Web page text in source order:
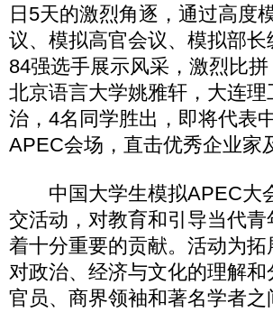
日5天的激烈角逐，通过高度
议、模拟高官会议、模拟部
84强选手展示风采，激烈比
北京语言大学姚雅轩，大连
治，4名同学胜出，即将代表
APEC会场，直击优秀企业家
中国大学生模拟APEC大
交活动，对教育和引导当代
着十分重要的贡献。活动为
对政治、经济与文化的理解
官员、商界领袖和著名学者